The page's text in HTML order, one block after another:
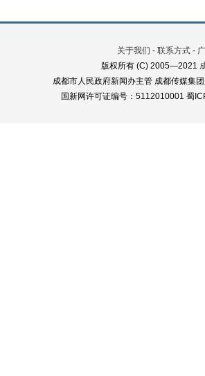
关于我们 - 联系方式 -
版权所有 (C) 2005—2021
成都市人民政府新闻办主管 成都传媒集
国新网许可证编号：5112010001 蜀